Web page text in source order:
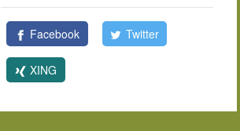
Facebook Twitter
XING